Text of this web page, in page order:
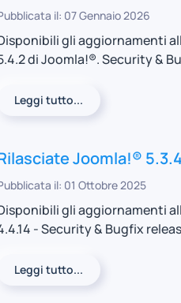
il: 07 Gennaio 2026
gli aggiornamenti
di Joomla!®. Security &
Leggi tutto...
Joomla!®
il: 01 Ottobre 2025
gli aggiornamenti
- Security & Bugfix
Leggi tutto...